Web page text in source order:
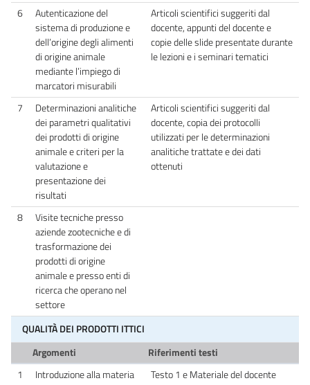
6
Autenticazione del
sistema di produzione e
dell’origine degli alimenti
di origine animale
mediante l’impiego di
marcatori misurabili
Articoli scientifici suggeriti dal
docente, appunti del docente e
copie delle slide presentate durante
le lezioni e i seminari tematici
7
Determinazioni analitiche
dei parametri qualitativi
dei prodotti di origine
animale e criteri per la
valutazione e
presentazione dei
risultati
Articoli scientifici suggeriti dal
docente, copia dei protocolli
utilizzati per le determinazioni
analitiche trattate e dei dati
ottenuti
8
Visite tecniche presso
aziende zootecniche e di
trasformazione dei
prodotti di origine
animale e presso enti di
ricerca che operano nel
settore
QUALITÀ DEI PRODOTTI ITTICI
Argomenti
Riferimenti testi
1
Introduzione alla materia
Testo 1 e Materiale del docente